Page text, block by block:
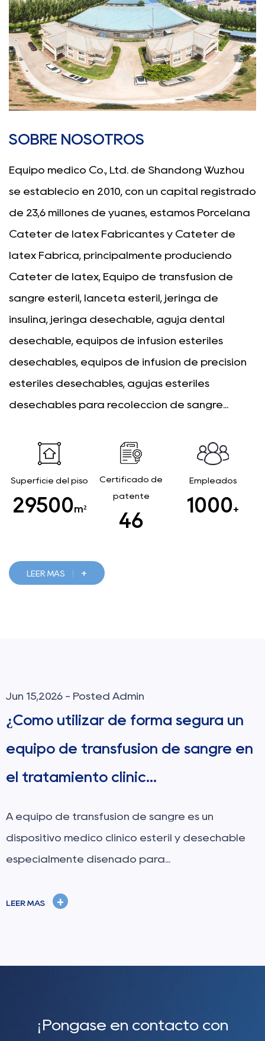
SOBRE NOSOTROS
Equipo médico Co., Ltd. de Shandong Wuzhou
se estableció en 2010, con un capital registrado
de 23,6 millones de yuanes, estamos Porcelana
Catéter de látex Fabricantes y Catéter de
látex Fábrica , principalmente produciendo
Catéter de látex , Equipo de transfusión de
sangre estéril, lanceta estéril, jeringa de
insulina, jeringa desechable, aguja dental
desechable, equipos de infusión estériles
desechables, equipos de infusión de precisión
estériles desechables, agujas estériles
desechables para recolección de sangre...
Superficie del piso
29500m²
Certificado de
patente
46
Empleados
1000+
LEER MÁS +
un
en
desechable
Jun 08,2026 - Posted Admin
¿Cómo elegir la aguja
adecuada para
indoloras?
el aguja dental es un instrumento indispensable
en la odontología moderna, que
puente principal entre l...
¡Póngase en contacto con